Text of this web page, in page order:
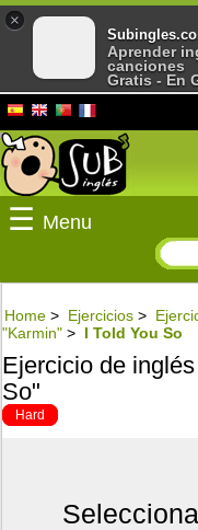
☰ Menu
Home > Ejercicios >
"Karmin" > I Told You So
Ejercicio de
So"
Hard
×
Aprender
canciones
Gratis - En